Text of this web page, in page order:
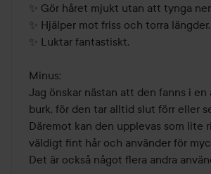
✨ Gör håret mjukt utan att tynga ner.
✨ Hjälper mot friss och torra längder.
✨ Luktar fantastiskt.
Minus:
Jag önskar nästan att den fanns i en
burk, för den tar alltid slut förr eller
Däremot kan den upplevas som lite
väldigt fint hår och använder för
Det är också något flera andra